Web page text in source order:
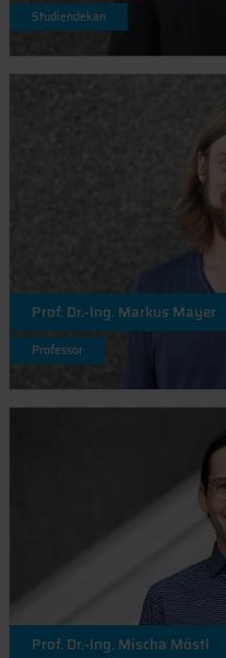
Studiendekan
Prof. Dr.-Ing. Markus Mayer
Professor
Prof. Dr.-Ing. Mischa Möstl